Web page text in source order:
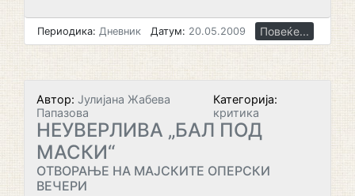
Периодика: Дневник Датум: 20.05.2009 Повеќе...
Автор: Јулијана Жабева
Папазова
Категорија:
критика
НЕУВЕРЛИВА „БАЛ ПОД
МАСКИ“
ОТВОРАЊЕ НА МАЈСКИТЕ ОПЕРСКИ
ВЕЧЕРИ